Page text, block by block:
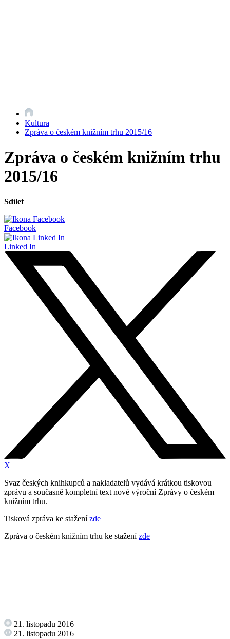
Kultura
Zpráva o českém knižním trhu 2015/16
Zpráva o českém knižním trhu
2015/16
Sdílet
Facebook
Linked In
X
Svaz českých knihkupců a nakladatelů vydává krátkou tiskovou
zprávu a současně kompletní text nové výroční Zprávy o českém
knižním trhu.
Tisková zpráva ke staženízde
Zpráva o českém knižním trhu ke staženízde
21. listopadu 2016
21. listopadu 2016